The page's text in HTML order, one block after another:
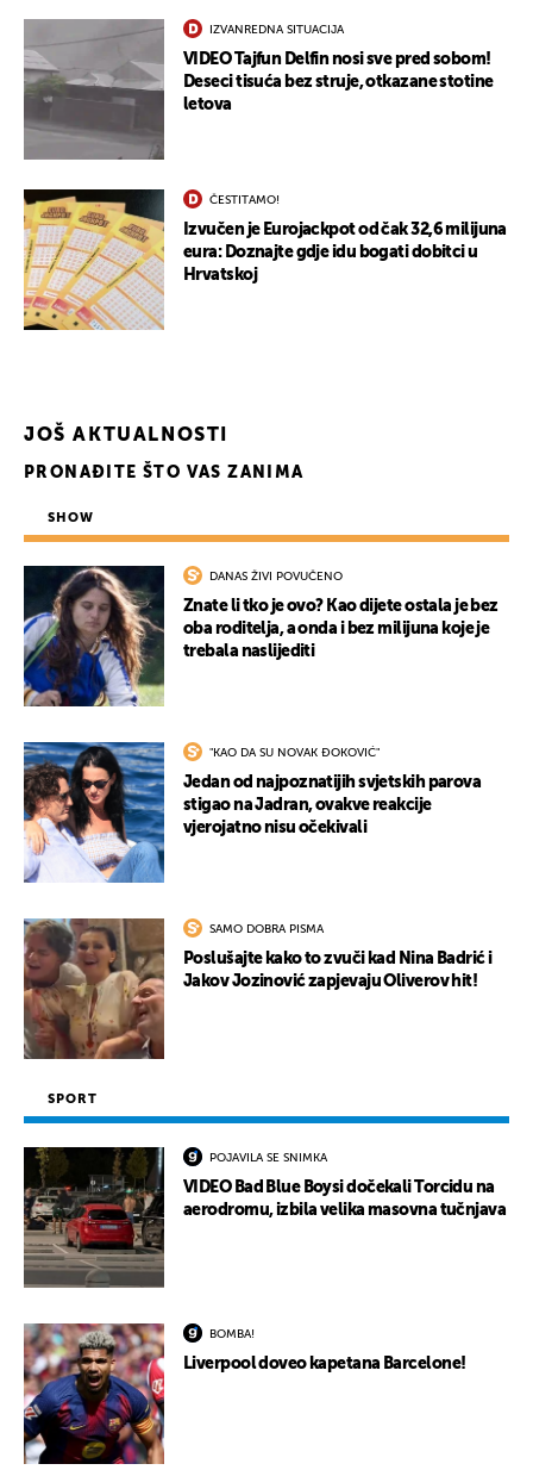
IZVANREDNA SITUACIJA
VIDEO Tajfun Delfin nosi sve pred sobom!
Deseci tisuća bez struje, otkazane stotine
letova
ČESTITAMO!
Izvučen je Eurojackpot od čak 32,6 milijuna
eura: Doznajte gdje idu bogati dobitci u
Hrvatskoj
JOŠ AKTUALNOSTI
PRONAĐITE ŠTO VAS ZANIMA
SHOW
DANAS ŽIVI POVUČENO
Znate li tko je ovo? Kao dijete ostala je bez
oba roditelja, a onda i bez milijuna koje je
trebala naslijediti
"KAO DA SU NOVAK ĐOKOVIĆ"
Jedan od najpoznatijih svjetskih parova
stigao na Jadran, ovakve reakcije
vjerojatno nisu očekivali
SAMO DOBRA PISMA
Poslušajte kako to zvuči kad Nina Badrić i
Jakov Jozinović zapjevaju Oliverov hit!
SPORT
POJAVILA SE SNIMKA
VIDEO Bad Blue Boysi dočekali Torcidu na
aerodromu, izbila velika masovna tučnjava
BOMBA!
Liverpool doveo kapetana Barcelone!
UKLJUČITE NOTIFIKACIJE